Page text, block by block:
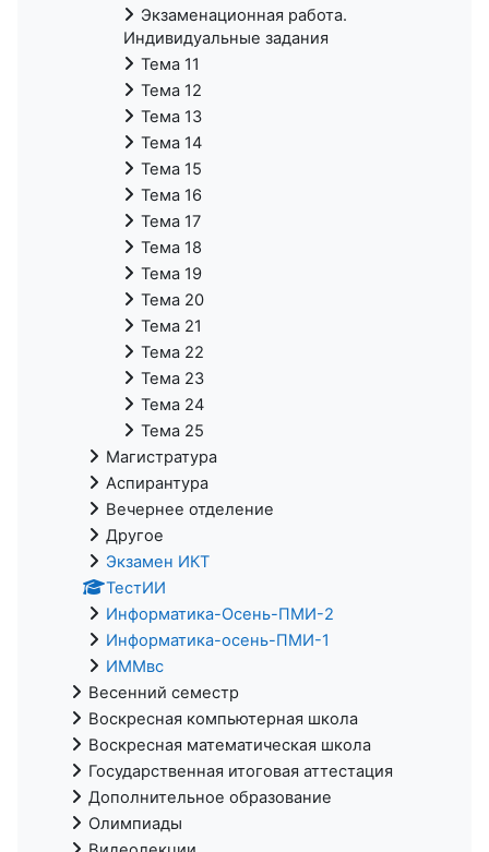
Экзаменационная работа.
Индивидуальные задания
Тема 11
Тема 12
Тема 13
Тема 14
Тема 15
Тема 16
Тема 17
Тема 18
Тема 19
Тема 20
Тема 21
Тема 22
Тема 23
Тема 24
Тема 25
Магистратура
Аспирантура
Вечернее отделение
Другое
Экзамен ИКТ
ТестИИ
Информатика-Осень-ПМИ-2
Информатика-осень-ПМИ-1
ИММвс
Весенний семестр
Воскресная компьютерная школа
Воскресная математическая школа
Государственная итоговая аттестация
Дополнительное образование
Олимпиады